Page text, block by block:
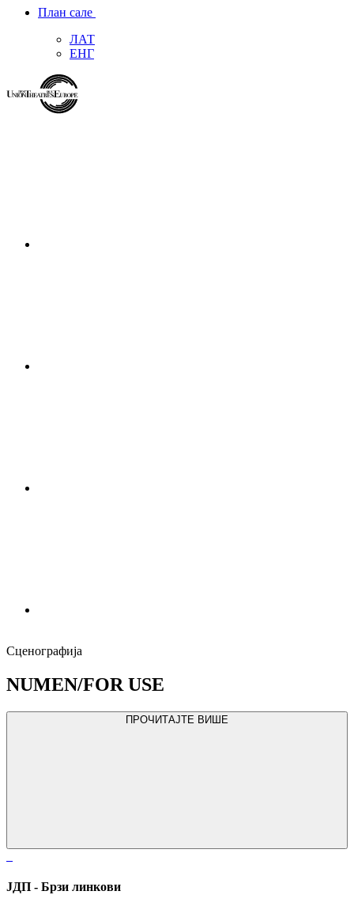
План сале
ЛАТ
ЕНГ
Сценографија
NUMEN/FOR USE
ПРОЧИТАЈТЕ ВИШЕ
ЈДП - Брзи линкови